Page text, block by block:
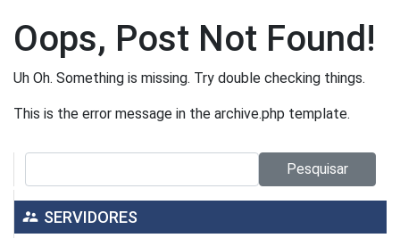
Oops, Post Not Found!
Uh Oh. Something is missing. Try double checking things.
This is the error message in the archive.php template.
Pesquisar
supervisor_account SERVIDORES